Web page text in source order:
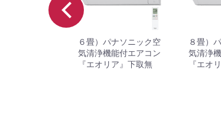
６畳）パナソニック空
気清浄機能付エアコン
『エオリア』下取無
８畳）
気清浄
『エオ